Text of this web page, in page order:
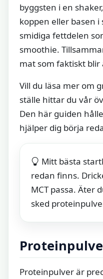
byggsten i en
koppen eller basen i
smidiga fettdelen
smoothie.
mat som faktiskt blir
Vill du läsa mer om
ställe hittar du vår
Den här guiden
hjälper dig börja
Mitt bästa
redan finns.
MCT passa. Äter
sked
Proteinpulver är